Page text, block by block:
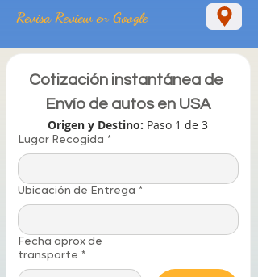
Revisa Review en Google
Cotización instantánea de
Envío de autos en USA
Origen y Destino: Paso 1 de 3
Lugar Recogida *
Ubicación de Entrega *
Fecha aprox de
transporte *